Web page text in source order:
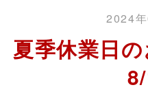
2024
夏季休業日